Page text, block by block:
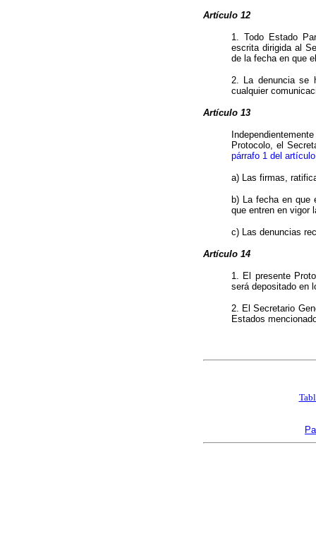
Artículo 12
1. Todo Estado
escrita dirigida al
de la fecha en que
2. La denuncia se
cualquier
Artículo 13
Protocolo, el
párrafo 1 del
a) Las firmas,
b) La fecha en que
que entren en vigor
c) Las denuncias
Artículo 14
1. El presente
será depositado en
2. El Secretario
Estados